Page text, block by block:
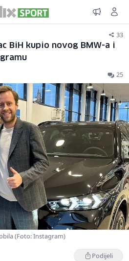
33
BiH kupio novog BMW-a i
25
(Foto: Instagram)
Podijeli